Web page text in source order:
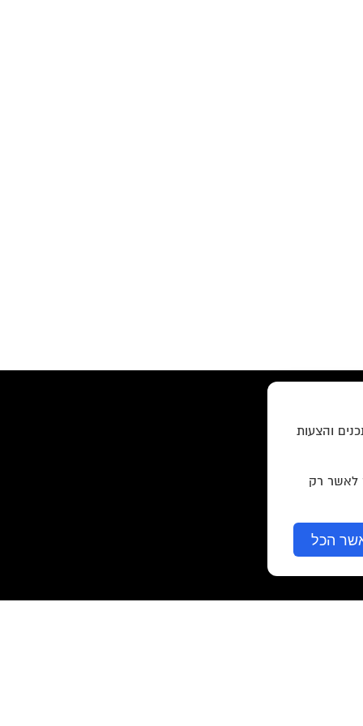
והצעות
לאשר רק
הכל